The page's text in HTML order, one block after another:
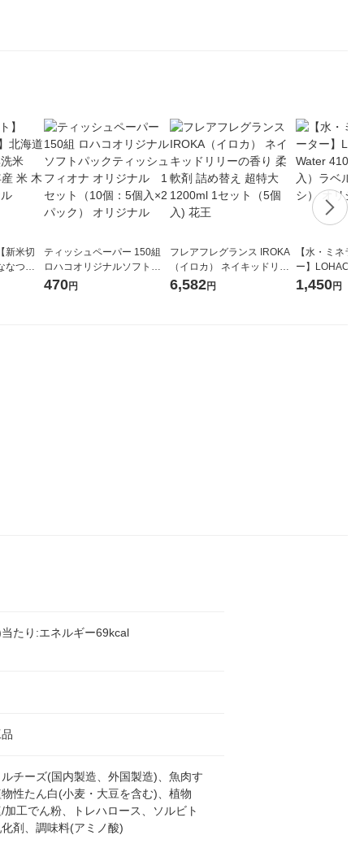
新米切
つぼ
和7年産
ル
ティッシュペーパー 150組
ロハコオリジナルソフトパ
ックティッシュ フィオナ オ
470円
フレアフレグランス IROKA
（イロカ） ネイキッドリリ
ーの香り 柔軟剤 詰め替え 超
特大 1200ml 1セット（5個
6,582円
【水・ミネラ
ー】LOHACO
1箱（20本入
（イチオシ）
1,450円
たり:エネルギー69kcal
チーズ(国内製造、外国製造)、魚肉す
物性たん白(小麦・大豆を含む)、植物
加工でん粉、トレハロース、ソルビト
剤、調味料(アミノ酸)